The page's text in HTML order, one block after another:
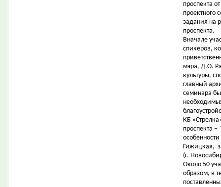
проспекта
проектного
задания на
проспекта.
Вначале
спикеров,
мэра, Д.О.
культуры,
главный
семинара
КБ
проспекта –
Гижицкая,
(г.
Около 50
образом, в